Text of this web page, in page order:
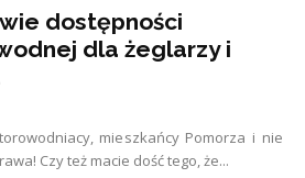
dostępności
dla żeglarzy i
mieszkańcy Pomorza i nie
Czy też macie dość tego, że...